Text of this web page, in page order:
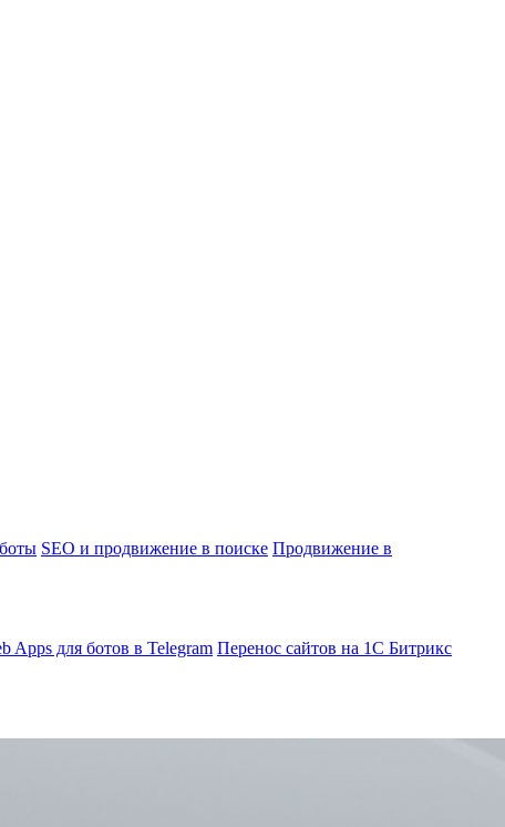
SEO и продвижение в поиске Продвижение в
Apps для ботов в Telegram Перенос сайтов на 1С Битрикс